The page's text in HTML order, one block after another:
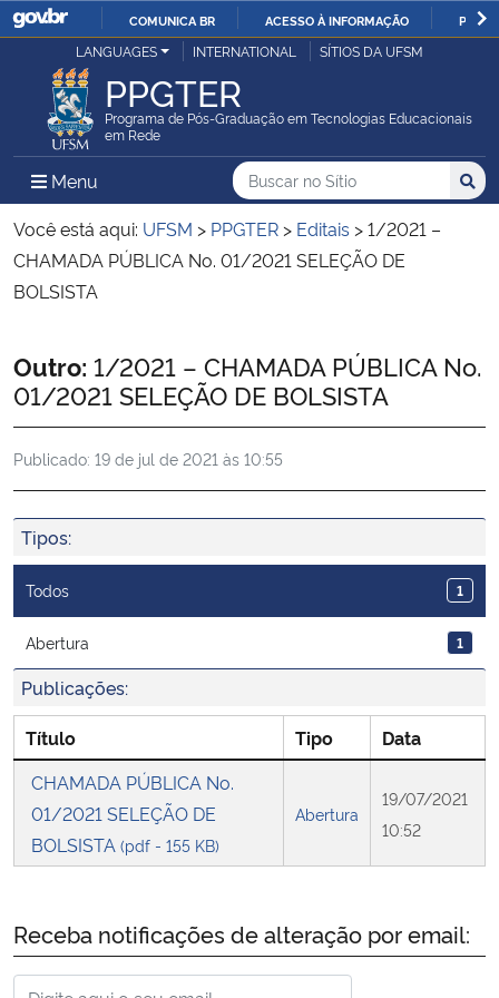
IR
O
COMUNICA BR ACESSO À INFORMAÇÃO
Ministério da Justiça e Segurança Pública
Ministério da Defesa
Ministério das Relações Exteriores
Ministério da Economia
Ministério da Agricultura, Pecuária e Abastecimento
Ministério da Educação
Ministério da Cidadania
Ministério de Minas e Energia
Ministério da Ciência, Tecnologia, Inovações e Comunicações
Ministério do Turismo
Ministério do Desenvolvimento Regional
Controladoria-Geral da União
Ministério da Mulher, da Família e dos Direitos Humanos
LANGUAGES INTERNATIONAL SÍTIOS DA UFSM
PPGTER
Programa de Pós-Graduação em Tecnologias Educacionais
em Rede
Menu Menu Principal do Sítio
Busca
Buscar no no Sítio
Busca:
Você está aqui: UFSM > PPGTER > Editais >1/2021 –
CHAMADA PÚBLICA No. 01/2021 SELEÇÃO DE
BOLSISTA
Início do conteúdo
Outro: 1/2021 – CHAMADA PÚBLICA No.
01/2021 SELEÇÃO DE BOLSISTA
Publicado: 19 de jul de 2021 às 10:55
Tipos:
Todos 1
Abertura 1
Publicações:
Título Tipo
Data
CHAMADA PÚBLICA No.
01/2021 SELEÇÃO DE
BOLSISTA (pdf - 155 KB)
Abertura
19/07/2021
10:52
Receba notificações de alteração por email: